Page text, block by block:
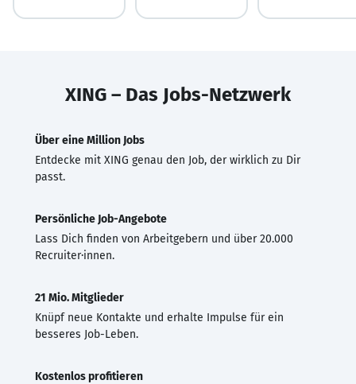
XING – Das Jobs-Netzwerk
Über eine Million Jobs
Entdecke mit XING genau den Job, der wirklich zu Dir
passt.
Persönliche Job-Angebote
Lass Dich finden von Arbeitgebern und über 20.000
Recruiter·innen.
21 Mio. Mitglieder
Knüpf neue Kontakte und erhalte Impulse für ein
besseres Job-Leben.
Kostenlos profitieren